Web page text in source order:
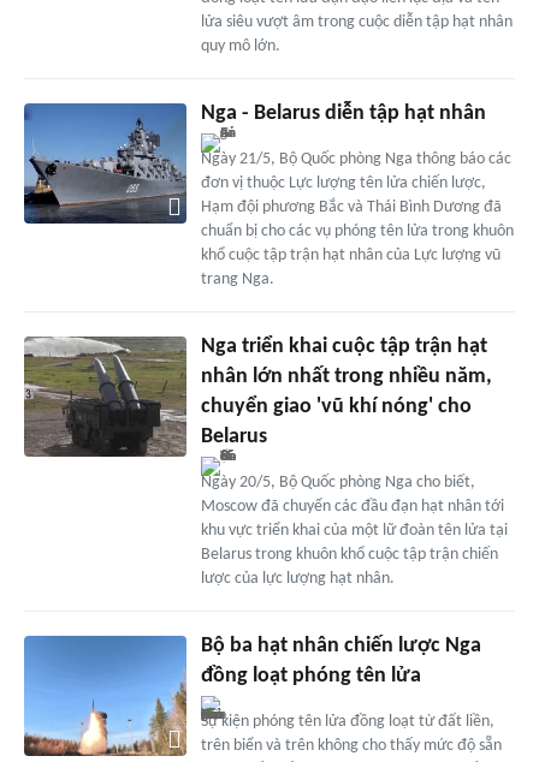
lửa siêu vượt âm trong cuộc diễn tập hạt nhân
quy mô lớn.
Nga - Belarus diễn tập hạt nhân
Ngày 21/5, Bộ Quốc phòng Nga thông báo các
đơn vị thuộc Lực lượng tên lửa chiến lược,
Hạm đội phương Bắc và Thái Bình Dương đã
chuẩn bị cho các vụ phóng tên lửa trong khuôn
khổ cuộc tập trận hạt nhân của Lực lượng vũ
trang Nga.
Nga triển khai cuộc tập trận hạt
nhân lớn nhất trong nhiều năm,
chuyển giao 'vũ khí nóng' cho
Belarus
Ngày 20/5, Bộ Quốc phòng Nga cho biết,
Moscow đã chuyển các đầu đạn hạt nhân tới
khu vực triển khai của một lữ đoàn tên lửa tại
Belarus trong khuôn khổ cuộc tập trận chiến
lược của lực lượng hạt nhân.
Bộ ba hạt nhân chiến lược Nga
đồng loạt phóng tên lửa
Sự kiện phóng tên lửa đồng loạt từ đất liền,
trên biển và trên không cho thấy mức độ sẵn